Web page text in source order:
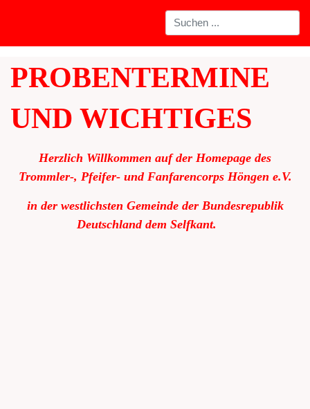
PROBENTERMINE
UND WICHTIGES
Herzlich Willkommen auf der Homepage des
Trommler-, Pfeifer- und Fanfarencorps Höngen e.V.
in der westlichsten Gemeinde der Bundesrepublik
Deutschland dem Selfkant.